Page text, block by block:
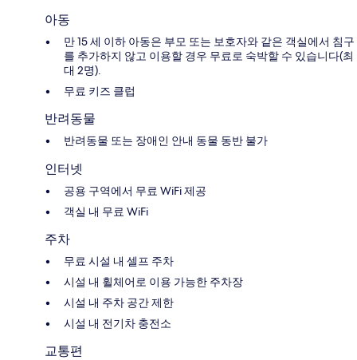
아동
만 15 세 이하 아동은 부모 또는 보호자와 같은 객실에서 침구
를 추가하지 않고 이용할 경우 무료로 숙박할 수 있습니다(최
대 2명).
무료 키즈 클럽
반려동물
반려동물 또는 장애인 안내 동물 동반 불가
인터넷
공용 구역에서 무료 WiFi 제공
객실 내 무료 WiFi
주차
무료 시설 내 셀프 주차
시설 내 휠체어로 이용 가능한 주차장
시설 내 주차 공간 제한
시설 내 전기차 충전소
교통편